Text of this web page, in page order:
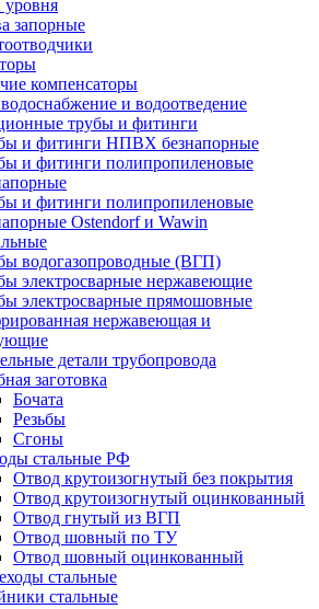
уровня
запорные
компенсаторы
и водоотведение
трубы и фитинги
и фитинги НПВХ безнапорные
и фитинги полипропиленовые
и фитинги полипропиленовые
Ostendorf и Wawin
водогазопроводные (ВГП)
электросварные нержавеющие
электросварные прямошовные
нержавеющая и
детали трубопровода
заготовка
Бочата
Резьбы
Сгоны
стальные РФ
Отвод крутоизогнутый без покрытия
Отвод крутоизогнутый оцинкованный
Отвод гнутый из ВГП
Отвод шовный по ТУ
Отвод шовный оцинкованный
стальные
стальные